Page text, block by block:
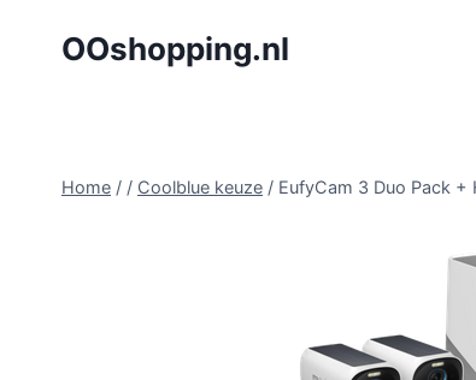
OOshopping.nl
Home / / Coolblue keuze / EufyCam 3 Duo Pack